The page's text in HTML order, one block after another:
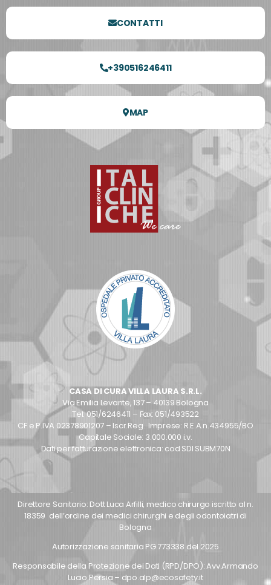
CONTATTI
+390516246411
MAP
CASA DI CURA VILLA LAURA S.R.L.
Via Emilia Levante, 137 – 40139 Bologna
Tel: 051/6246411 – Fax: 051/493522
CF e P.IVA 02378901207 – Iscr.Reg. Imprese: R.E.A.n.434955/BO
Capitale Sociale: 3.000.000 i.v.
Dati per fatturazione elettronica: cod SDI SUBM70N
Direttore Sanitario: Dott Luca Arfilli, medico chirurgo iscritto al n.
18359 dell’ordine dei medici chirurghi e degli odontoiatri di
Bologna
Autorizzazione sanitaria PG 773338 del 2025
Responsabile della Protezione dei Dati (RPD/DPO): Avv.Armando
Lucio Persia – dpo.alp@ecosafety.it